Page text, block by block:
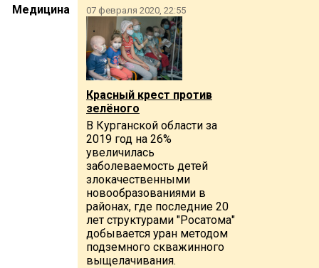
Медицина 07 февраля 2020, 22:55
Красный крест против
зелёного
В Курганской области за
2019 год на 26%
увеличилась
заболеваемость детей
злокачественными
новообразованиями в
районах, где последние 20
лет структурами "Росатома"
добывается уран методом
подземного скважинного
выщелачивания.